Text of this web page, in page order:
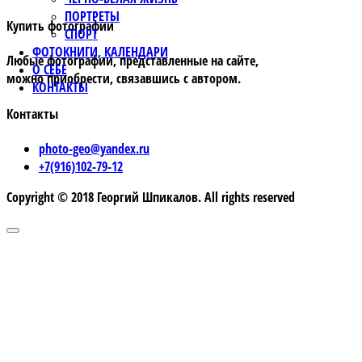
ПОРТРЕТЫ
СПОРТ
ФОТОКНИГИ, КАЛЕНДАРИ
О СЕБЕ
КОНТАКТЫ
Купить фотографии
Любые фотографии, представленные на сайте,
можно приобрести, связавшись с автором.
Контакты
photo-geo@yandex.ru
+7(916)102-79-12
Copyright © 2018 Георгий Шпикалов. All rights reserved